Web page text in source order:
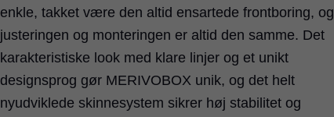
enkle, takket være den altid ensartede frontboring, og
justeringen og monteringen er altid den samme. Det
karakteristiske look med klare linjer og et unikt
designsprog gør MERIVOBOX unik, og det helt
nyudviklede skinnesystem sikrer høj stabilitet og